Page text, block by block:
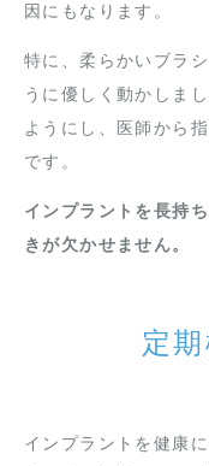
因にもなります。
特に、柔らかいブラ
うに優しく動かしま
ようにし、医師から
です。
インプラントを長持
きが欠かせません。
定
インプラントを健康